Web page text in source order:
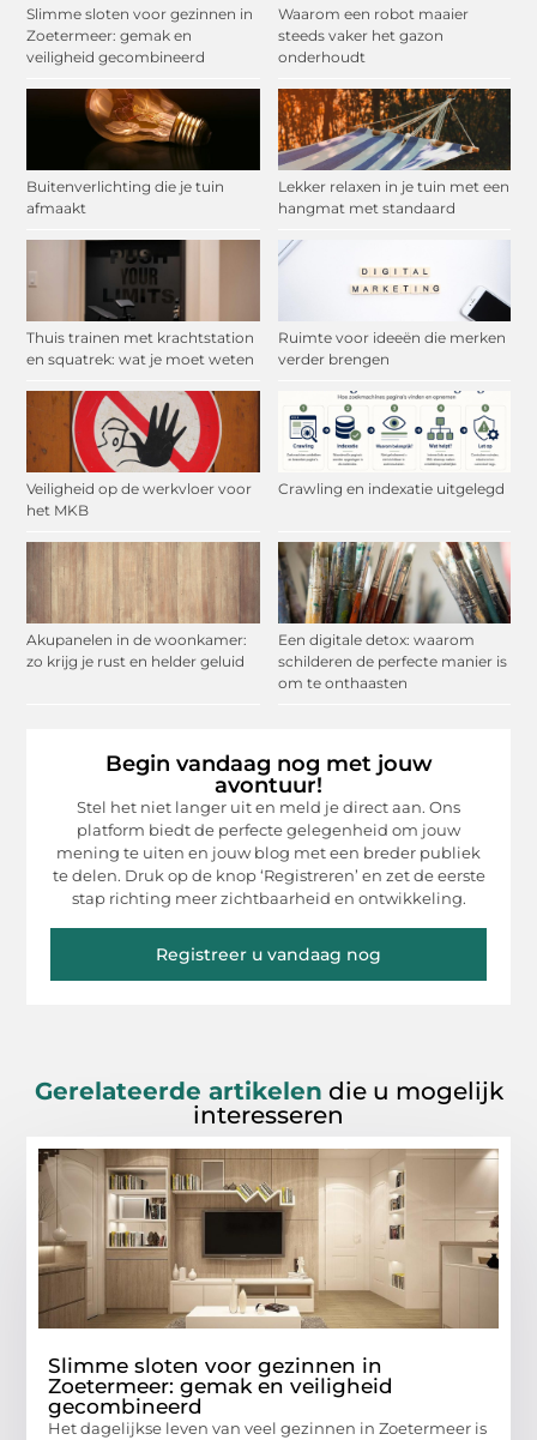
Slimme sloten voor gezinnen in
Zoetermeer: gemak en
veiligheid gecombineerd
Waarom een robot maaier
steeds vaker het gazon
onderhoudt
Buitenverlichting die je tuin
afmaakt
Lekker relaxen in je tuin met een
hangmat met standaard
Thuis trainen met krachtstation
en squatrek: wat je moet weten
Ruimte voor ideeën die merken
verder brengen
Veiligheid op de werkvloer voor
het MKB
Crawling en indexatie uitgelegd
Akupanelen in de woonkamer:
zo krijg je rust en helder geluid
Een digitale detox: waarom
schilderen de perfecte manier is
om te onthaasten
Begin vandaag nog met jouw
avontuur!
Stel het niet langer uit en meld je direct aan. Ons
platform biedt de perfecte gelegenheid om jouw
mening te uiten en jouw blog met een breder publiek
te delen. Druk op de knop ‘Registreren’ en zet de eerste
stap richting meer zichtbaarheid en ontwikkeling.
Registreer u vandaag nog
Gerelateerde artikelen die u mogelijk
interesseren
Slimme sloten voor gezinnen in
Zoetermeer: gemak en veiligheid
gecombineerd
Het dagelijkse leven van veel gezinnen in Zoetermeer is